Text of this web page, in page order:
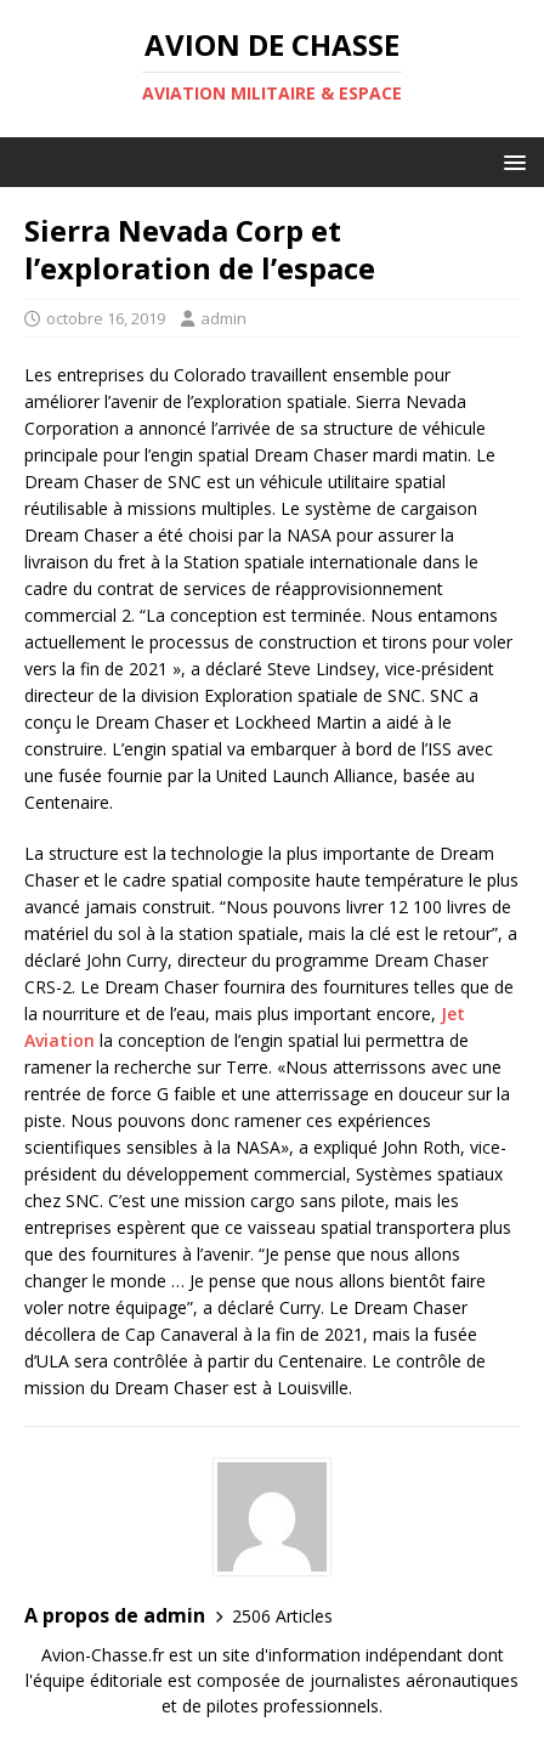
AVION DE CHASSE
AVIATION MILITAIRE & ESPACE
Sierra Nevada Corp et
l’exploration de l’espace
octobre 16, 2019 admin
Les entreprises du Colorado travaillent ensemble pour
améliorer l’avenir de l’exploration spatiale. Sierra Nevada
Corporation a annoncé l’arrivée de sa structure de véhicule
principale pour l’engin spatial Dream Chaser mardi matin. Le
Dream Chaser de SNC est un véhicule utilitaire spatial
réutilisable à missions multiples. Le système de cargaison
Dream Chaser a été choisi par la NASA pour assurer la
livraison du fret à la Station spatiale internationale dans le
cadre du contrat de services de réapprovisionnement
commercial 2. “La conception est terminée. Nous entamons
actuellement le processus de construction et tirons pour voler
vers la fin de 2021 », a déclaré Steve Lindsey, vice-président
directeur de la division Exploration spatiale de SNC. SNC a
conçu le Dream Chaser et Lockheed Martin a aidé à le
construire. L’engin spatial va embarquer à bord de l’ISS avec
une fusée fournie par la United Launch Alliance, basée au
Centenaire.
La structure est la technologie la plus importante de Dream
Chaser et le cadre spatial composite haute température le plus
avancé jamais construit. “Nous pouvons livrer 12 100 livres de
matériel du sol à la station spatiale, mais la clé est le retour”, a
déclaré John Curry, directeur du programme Dream Chaser
CRS-2. Le Dream Chaser fournira des fournitures telles que de
la nourriture et de l’eau, mais plus important encore, Jet
Aviation la conception de l’engin spatial lui permettra de
ramener la recherche sur Terre. «Nous atterrissons avec une
rentrée de force G faible et une atterrissage en douceur sur la
piste. Nous pouvons donc ramener ces expériences
scientifiques sensibles à la NASA», a expliqué John Roth, vice-
président du développement commercial, Systèmes spatiaux
chez SNC. C’est une mission cargo sans pilote, mais les
entreprises espèrent que ce vaisseau spatial transportera plus
que des fournitures à l’avenir. “Je pense que nous allons
changer le monde … Je pense que nous allons bientôt faire
voler notre équipage”, a déclaré Curry. Le Dream Chaser
décollera de Cap Canaveral à la fin de 2021, mais la fusée
d’ULA sera contrôlée à partir du Centenaire. Le contrôle de
mission du Dream Chaser est à Louisville.
A propos de admin
2506 Articles
Avion-Chasse.fr est un site d'information indépendant dont
l'équipe éditoriale est composée de journalistes aéronautiques
et de pilotes professionnels.